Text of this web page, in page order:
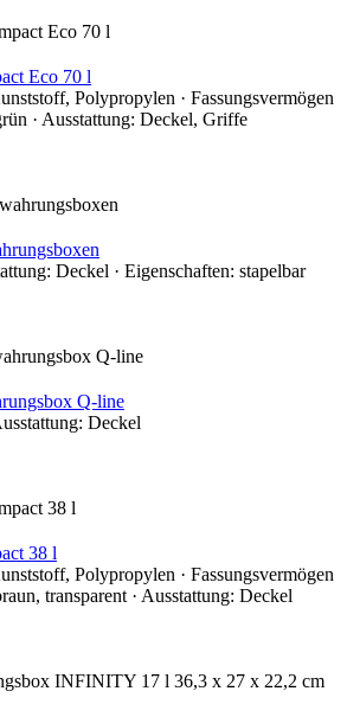
Eco 70 l
Polypropylen · Fassungsvermögen
· Ausstattung: Deckel, Griffe
Deckel · Eigenschaften: stapelbar
Q-line
Deckel
38 l
Polypropylen · Fassungsvermögen
transparent · Ausstattung: Deckel